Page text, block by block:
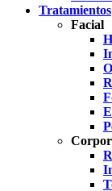
Tratamientos
Facial